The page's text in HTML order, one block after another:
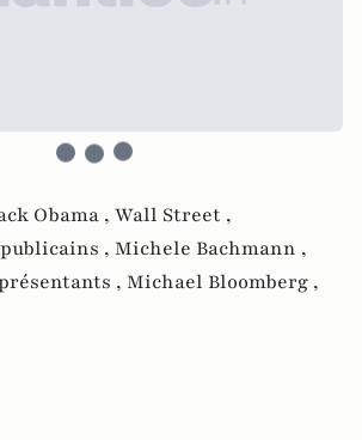
Obama , Wall Street ,
, Michele Bachmann ,
, Michael Bloomberg ,